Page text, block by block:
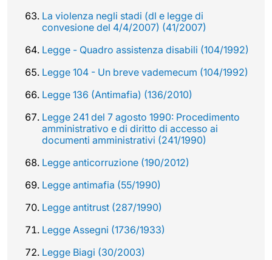
La violenza negli stadi (dl e legge di
convesione del 4/4/2007) (41/2007)
Legge - Quadro assistenza disabili (104/1992)
Legge 104 - Un breve vademecum (104/1992)
Legge 136 (Antimafia) (136/2010)
Legge 241 del 7 agosto 1990: Procedimento
amministrativo e di diritto di accesso ai
documenti amministrativi (241/1990)
Legge anticorruzione (190/2012)
Legge antimafia (55/1990)
Legge antitrust (287/1990)
Legge Assegni (1736/1933)
Legge Biagi (30/2003)